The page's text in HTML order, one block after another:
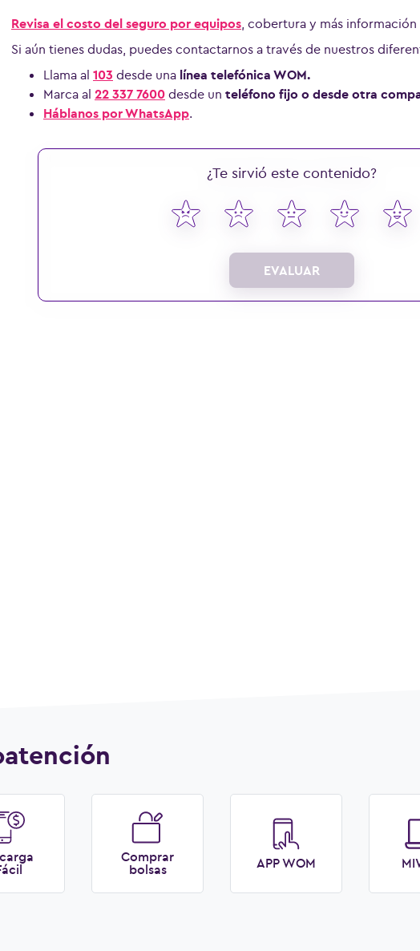
Revisa el costo del seguro por equipos, cobertura y más
Si aún tienes dudas, puedes contactarnos a través de nuestros
Llama al 103 desde una línea telefónica WOM.
Marca al 22 337 7600 desde un teléfono fijo o desde otra
Háblanos por WhatsApp.
¿Te sirvió este contenido?
EVALUAR
Comprar
bolsas
APP WOM